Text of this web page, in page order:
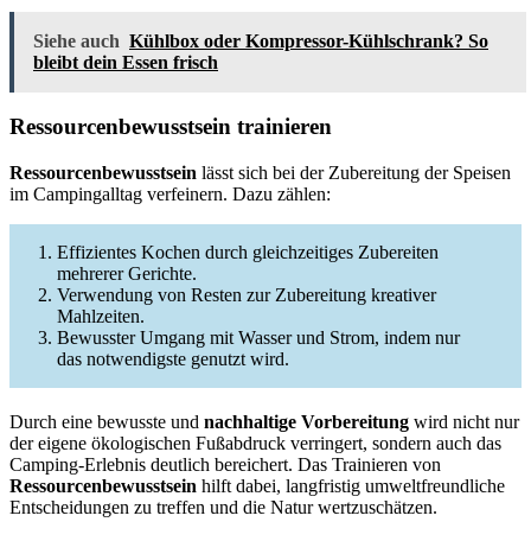
Siehe auch Kühlbox oder Kompressor-Kühlschrank? So
bleibt dein Essen frisch
Ressourcenbewusstsein trainieren
Ressourcenbewusstsein lässt sich bei der Zubereitung der Speisen
im Campingalltag verfeinern. Dazu zählen:
Effizientes Kochen durch gleichzeitiges Zubereiten
mehrerer Gerichte.
Verwendung von Resten zur Zubereitung kreativer
Mahlzeiten.
Bewusster Umgang mit Wasser und Strom, indem nur
das notwendigste genutzt wird.
Durch eine bewusste und nachhaltige Vorbereitung wird nicht nur
der eigene ökologischen Fußabdruck verringert, sondern auch das
Camping-Erlebnis deutlich bereichert. Das Trainieren von
Ressourcenbewusstsein hilft dabei, langfristig umweltfreundliche
Entscheidungen zu treffen und die Natur wertzuschätzen.